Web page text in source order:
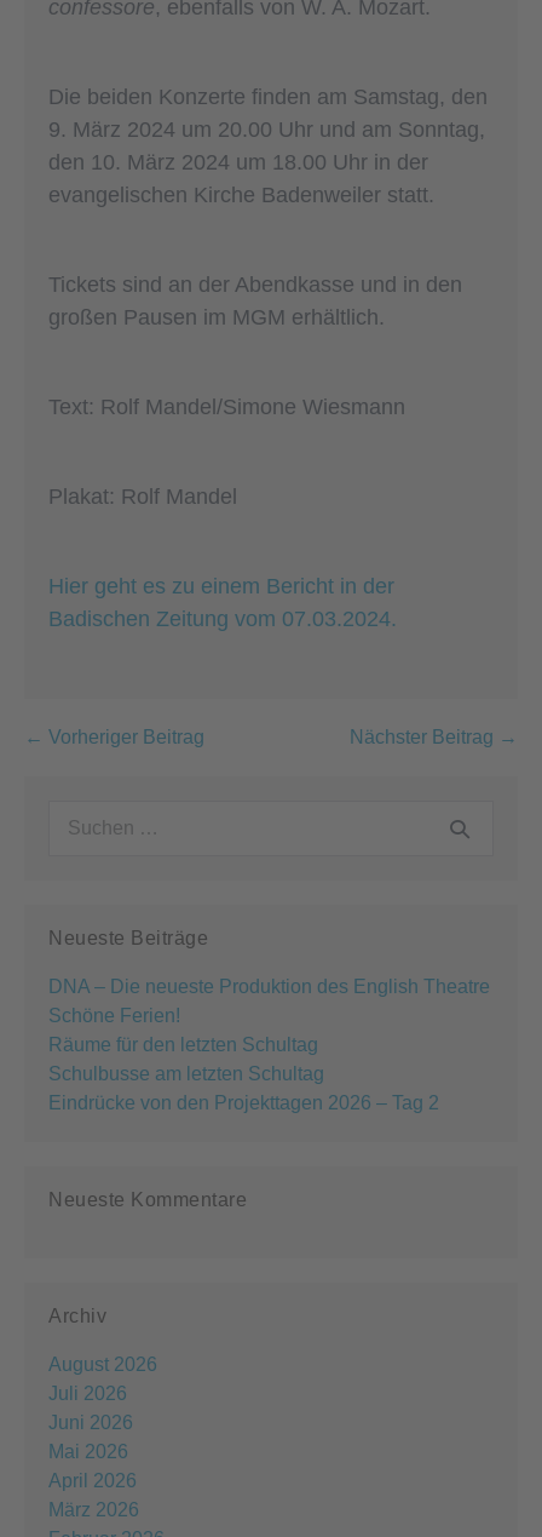
confessore, ebenfalls von W. A. Mozart.
Die beiden Konzerte finden am Samstag, den
9. März 2024 um 20.00 Uhr und am Sonntag,
den 10. März 2024 um 18.00 Uhr in der
evangelischen Kirche Badenweiler statt.
Tickets sind an der Abendkasse und in den
großen Pausen im MGM erhältlich.
Text: Rolf Mandel/Simone Wiesmann
Plakat: Rolf Mandel
Hier geht es zu einem Bericht in der
Badischen Zeitung vom 07.03.2024.
Beitragsnavigation
← Vorheriger Beitrag Nächster Beitrag →
Neueste Beiträge
DNA – Die neueste Produktion des English Theatre
Schöne Ferien!
Räume für den letzten Schultag
Schulbusse am letzten Schultag
Eindrücke von den Projekttagen 2026 – Tag 2
Neueste Kommentare
Archiv
August 2026
Juli 2026
Juni 2026
Mai 2026
April 2026
März 2026